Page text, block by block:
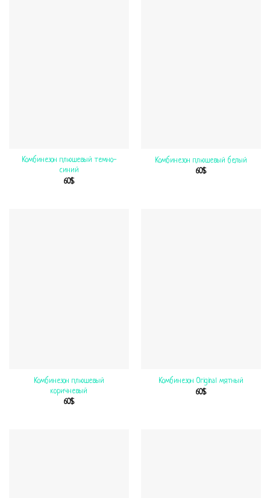
Комбинезон плюшевый темно-
синий
60$
Комбинезон плюшевый белый
60$
Комбинезон плюшевый
коричневый
60$
Комбинезон Original мятный
60$